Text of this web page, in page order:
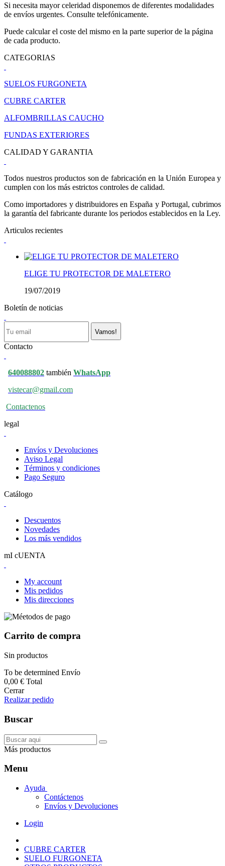
Si necesita mayor celeridad disponemos de diferentes modalidades
de envíos urgentes. Consulte telefónicamente.
Puede calcular el coste del mismo en la parte superior de la página
de cada producto.
CATEGORIAS
SUELOS FURGONETA
CUBRE CARTER
ALFOMBRILLAS CAUCHO
FUNDAS EXTERIORES
CALIDAD Y GARANTIA
Todos nuestros productos son de fabricación en la Unión Europea y
cumplen con los más estrictos controles de calidad.
Como importadores y distribuidores en España y Portugal, cubrimos
la garantía del fabricante durante los periodos establecidos en la Ley.
Articulos recientes
ELIGE TU PROTECTOR DE MALETERO
19/07/2019
Boletín de noticias
Vamos!
Contacto
640088802 también WhatsApp
vistecar@gmail.com
Contactenos
legal
Envíos y Devoluciones
Aviso Legal
Términos y condiciones
Pago Seguro
Catálogo
Descuentos
Novedades
Los más vendidos
mI cUENTA
My account
Mis pedidos
Mis direcciones
Carrito de compra
Sin productos
To be determined Envío
0,00 € Total
Cerrar
Realizar pedido
Buscar
Más productos
Menu
Ayuda
Contáctenos
Envíos y Devoluciones
Login
CUBRE CARTER
SUELO FURGONETA